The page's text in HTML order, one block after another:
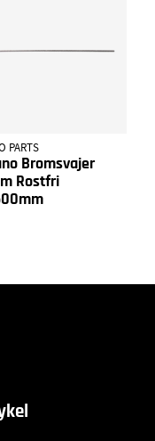
PARTS
Bromsvajer
Rostfri